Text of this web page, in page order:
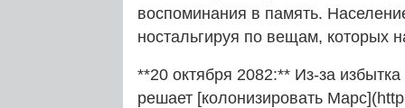
воспоминания в память.
ностальгируя по вещам, которых
**20 октября 2082:** Из-за
решает [колонизировать